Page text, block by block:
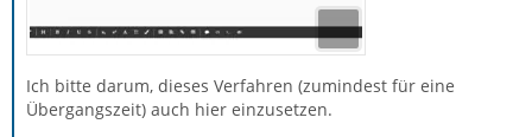
Ich bitte darum, dieses Verfahren (zumindest für eine
Übergangszeit) auch hier einzusetzen.